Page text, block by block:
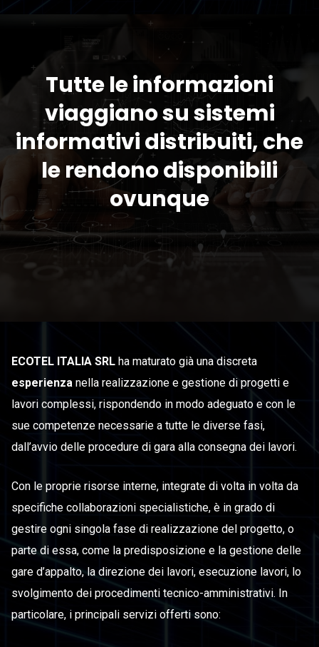
Tutte le informazioni
viaggiano su sistemi
informativi distribuiti, che
le rendono disponibili
ovunque
ECOTEL ITALIA SRL ha maturato già una discreta
esperienza nella realizzazione e gestione di progetti e
lavori complessi, rispondendo in modo adeguato e con le
sue competenze necessarie a tutte le diverse fasi,
dall’avvio delle procedure di gara alla consegna dei lavori.
Con le proprie risorse interne, integrate di volta in volta da
specifiche collaborazioni specialistiche, è in grado di
gestire ogni singola fase di realizzazione del progetto, o
parte di essa, come la predisposizione e la gestione delle
gare d’appalto, la direzione dei lavori, esecuzione lavori, lo
svolgimento dei procedimenti tecnico-amministrativi. In
particolare, i principali servizi offerti sono: